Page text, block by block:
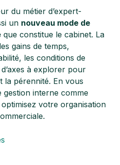
du métier d’expert-
un nouveau mode de
que constitue le cabinet. La
gains de temps,
les conditions de
à explorer pour
la pérennité. En vous
gestion interne comme
votre organisation